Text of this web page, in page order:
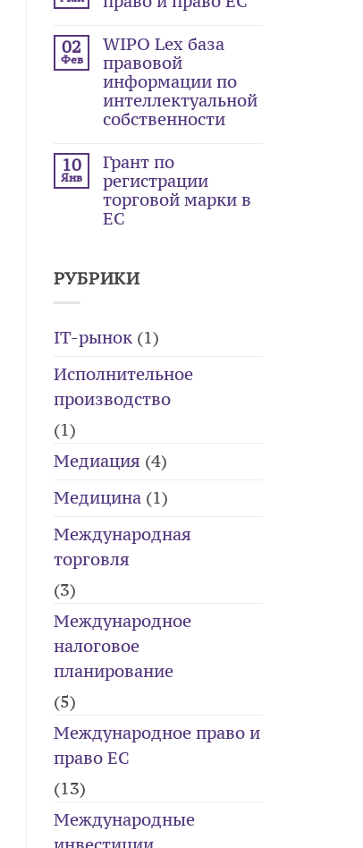
02
Фев
WIPO Lex база
правовой
информации по
интеллектуальной
собственности
10
Янв
Грант по
регистрации
торговой марки в
ЕС
РУБРИКИ
IT-рынок (1)
Исполнительное
производство
(1)
Медиация (4)
Медицина (1)
Международная
торговля
(3)
Международное
налоговое
планирование
(5)
Международное право и
право ЕС
(13)
Международные